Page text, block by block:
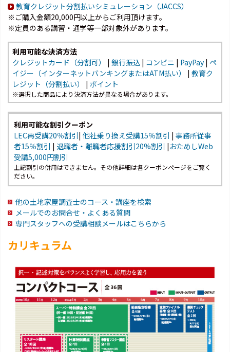
教育クレジット分割払いシミュレーション（JACCS）
※ご購入金額20,000円以上からご利用頂けます。
※定員のある講習・通学等一部対象外があります。
利用可能な決済方法
クレジットカード（分割可）
| 銀行振込 | コンビニ | PayPay | ペ
イジー（インターネットバンキングまたはATM払い）
| 教育ク
レジット（分割払い）
| ポイント
※選択した商品により決済方法が異なる場合があります。
利用可能な割引クーポン
LEC再受講20％割引| 他社乗り換え受講15％割引 | 事務所従事
者15％割引 | 退職者・離職者応援割引20%割引 | おためしWeb
受講5,000円割引
上記割引の併用はできません。その他詳細は各クーポンページをご覧く
ださい。
他の土地家屋調査士のコース・講座を検索
メールでのお問合せ・よくある質問
専門スタッフへの受講相談メールはこちらから
カリキュラム